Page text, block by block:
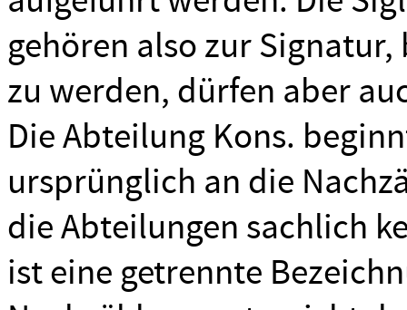
gehören also zur
zu werden, dürfen aber
Die Abteilung Kons.
ursprünglich an die
die Abteilungen sachlich
ist eine getrennte